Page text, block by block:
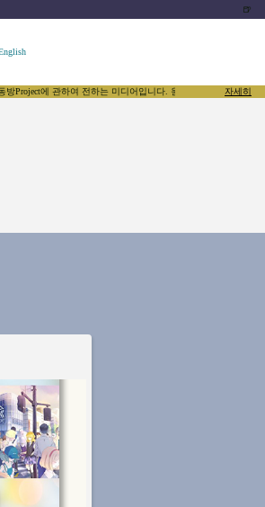
🍺
에 관하여 전하는 미디어입니다. 원작자인 ZUN 씨를 비
자세히